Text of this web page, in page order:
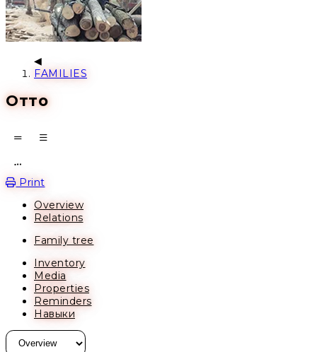
FAMILIES
Отто
Print
Overview
Relations
Family tree
Inventory
Media
Properties
Reminders
Навыки